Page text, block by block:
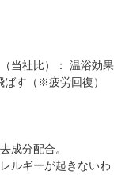
当社比）： 温浴効果
す（※疲労回復）
成分配合。
ルギーが起きないわ